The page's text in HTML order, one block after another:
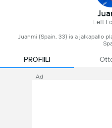
Left
Juanmi (Spain, 33) is a jalkapallo
PROFIILI
Ad